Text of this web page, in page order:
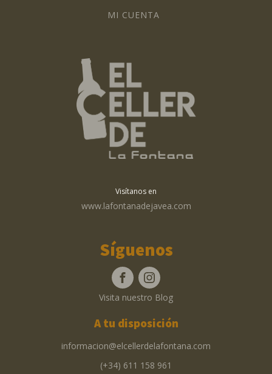
MI CUENTA
Visítanos en
www.lafontanadejavea.com
Síguenos
Visita nuestro Blog
A tu disposición
informacion@elcellerdelafontana.com
(+34) 611 158 961